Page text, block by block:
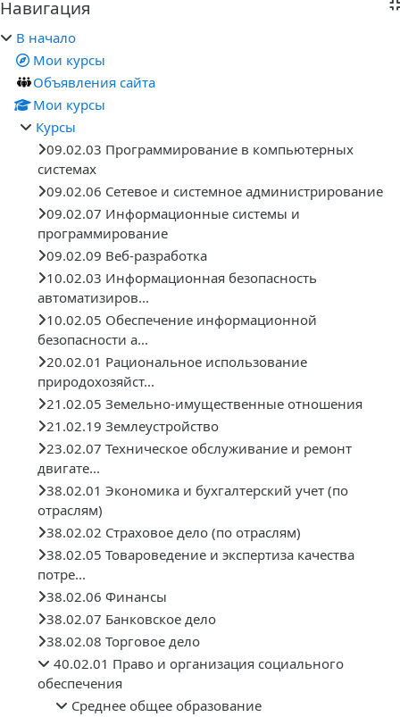
Блоки
Пропустить Навигация
Навигация
В начало
Мои курсы
Объявления сайта
Мои курсы
Курсы
09.02.03 Программирование в компьютерных
системах
09.02.06 Сетевое и системное администрирование
09.02.07 Информационные системы и
программирование
09.02.09 Веб-разработка
10.02.03 Информационная безопасность
автоматизиров...
10.02.05 Обеспечение информационной
безопасности а...
20.02.01 Рациональное использование
природохозяйст...
21.02.05 Земельно-имущественные отношения
21.02.19 Землеустройство
23.02.07 Техническое обслуживание и ремонт
двигате...
38.02.01 Экономика и бухгалтерский учет (по
отраслям)
38.02.02 Страховое дело (по отраслям)
38.02.05 Товароведение и экспертиза качества
потре...
38.02.06 Финансы
38.02.07 Банковское дело
38.02.08 Торговое дело
40.02.01 Право и организация социального
обеспечения
Среднее общее образование